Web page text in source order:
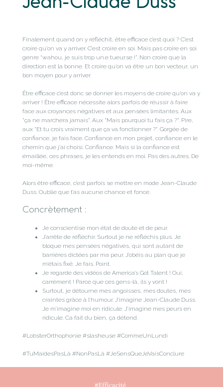
Finalement quand on y réfléchit, être efficace c’est quoi ? C’est
croire qu’on va y arriver. C’est croire en soi. Mais pas croire en soi
genre “wahou, je suis trop un.e tueur.se !”. Non croire que la
direction est la bonne. Et croire qu’on va être un bon vecteur, un
bon moyen pour y arriver.
Être efficace c’est donc se donner les moyens de croire qu’on va y
arriver ! Être efficace nécessite alors parfois de réussir à faire
face aux croyances négatives et aux pensées limitantes. Aux
“ça ne marchera jamais”. Aux “Mais pourquoi tu fais ça ?”. Pire,
aux “Et tu crois vraiment que ça va fonctionner ?”. Gorgée de
confiance, je fais face. Confiance en mon projet, confiance en le
chemin que j’ai choisi. Confiance. Mais si la confiance est
émaillée, ces phrases, je les entends en moi. Pas des autres. De
moi-même.
Alors être efficace, c’est parfois se mettre en mode Jean-Claude
Duss. Oublie que t’as aucune chance et fonce.
Concrètement :
Je conscientise mon état de doute et de peur.
J’arrête de réfléchir. Surtout je ne réfléchis plus. Je
bloque mes pensées négatives, qui sont autant de
barrières dictées par ma peur. J’obéis au plan que je
m’étais fixé. Je fais. Point.
Je regarde des vidéos de America’s Got Talent ! Oui,
carrément ! Parce que ces gens-là, ils y vont !
Surtout, je détourne mes angoisses, mes doutes, mes
craintes grâce à l’humour. J’imagine Jean-Claude Duss.
Je m’imagine moi en ridicule. J’imagine mes peurs en
ridicule. Ca fait du bien, ça détend.
#LobsterOrthophonie #slasheuse #CommeUnLundi
#TuMaidesPasLà #NonPasLà #JeSensQueJeVaisConclure